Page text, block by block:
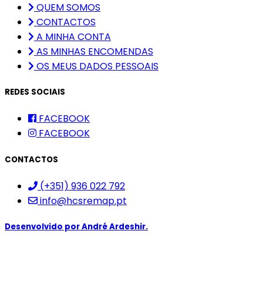
QUEM SOMOS
CONTACTOS
A MINHA CONTA
AS MINHAS ENCOMENDAS
OS MEUS DADOS PESSOAIS
REDES SOCIAIS
FACEBOOK
FACEBOOK
CONTACTOS
(+351) 936 022 792
info@hcsremap.pt
Desenvolvido porAndré Ardeshir.